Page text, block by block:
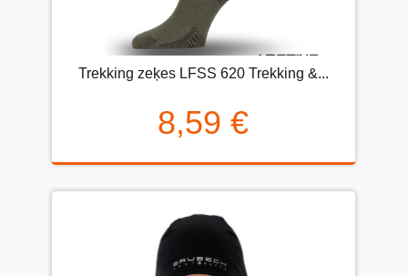
Trekking zeķes LFSS 620 Trekking &...
8,59 €